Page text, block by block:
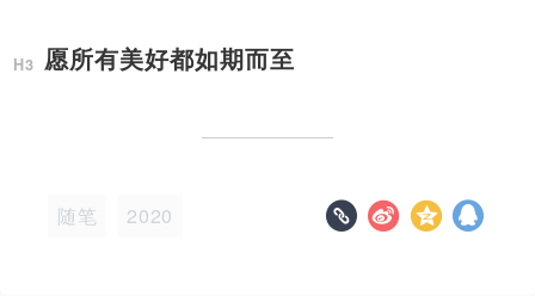
愿所有美好都如期而至
随笔 2020